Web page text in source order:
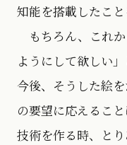
知能を搭載したこと
もちろん、これ
ようにして欲しい
今後、そうした絵
の要望に応えるこ
技術を作る時、と